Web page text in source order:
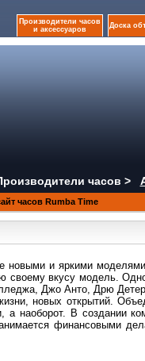
Производители часов
и аксессуаров
Доска
часов >
часов Rumba Time
новыми и яркими
своему вкусу модель.
Джо Анто, Дрю
новых открытий.
а наоборот. В создании
финансовыми